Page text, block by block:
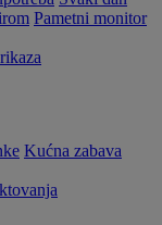
Pametni monitor
Kućna zabava